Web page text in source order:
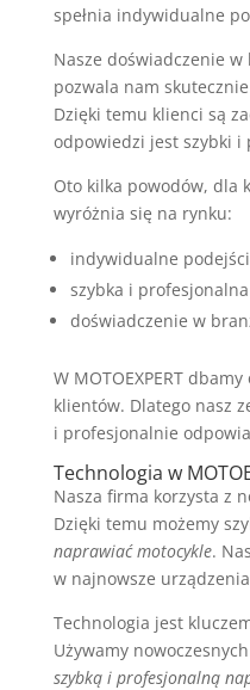
spełnia indywidualne
Nasze doświadczenie w
pozwala nam
Dzięki temu klienci są
odpowiedzi jest szybki i
Oto kilka powodów, dla
wyróżnia się na rynku:
indywidualne
szybka i
doświadczenie w
W MOTOEXPERT
klientów. Dlatego nasz
i profesjonalnie
Technologia w
Nasza firma korzysta z
Dzięki temu możemy
naprawiać motocykle.
w najnowsze
Technologia jest
Używamy
szybką i profesjonalną